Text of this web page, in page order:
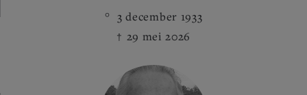
3 december 1933
29 mei 2026